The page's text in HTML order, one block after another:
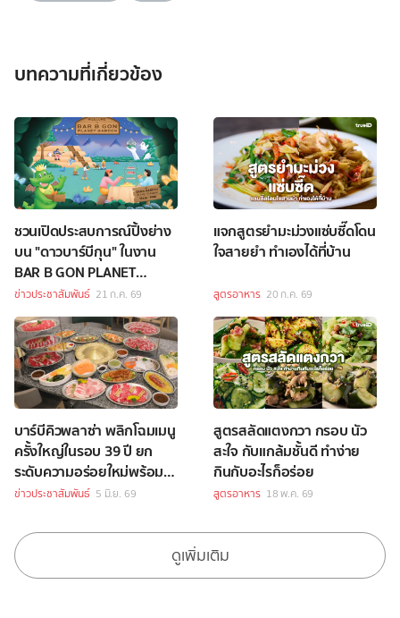
บทความที่เกี่ยวข้อง
ชวนเปิดประสบการณ์ปิ้งย่าง
บน "ดาวบาร์บีกุน" ในงาน
BAR B GON PLANET
GARDEN ที่ SAMA Garden
ข่าวประชาสัมพันธ์ 21 ก.ค. 69
แจกสูตรยำมะม่วงแซ่บซี๊ดโดน
ใจสายยำ ทำเองได้ที่บ้าน
สูตรอาหาร 20 ก.ค. 69
บาร์บีคิวพลาซ่า พลิกโฉมเมนู
ครั้งใหญ่ในรอบ 39 ปี ยก
ระดับความอร่อยใหม่พร้อม
กันกว่า 160 สาขาทั่วประเทศ
ข่าวประชาสัมพันธ์ 5 มิ.ย. 69
สูตรสลัดแตงกวา กรอบ นัว
สะใจ กับแกล้มชั้นดี ทำง่าย
กินกับอะไรก็อร่อย
สูตรอาหาร 18 พ.ค. 69
ดูเพิ่มเติม